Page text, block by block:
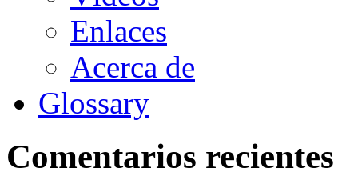
Enlaces
Acerca de
Glossary
Comentarios recientes